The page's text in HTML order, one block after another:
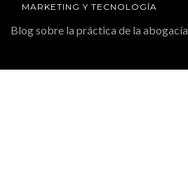
MARKETING Y TECNOLOGÍA
Blog sobre la práctica de la abogacía